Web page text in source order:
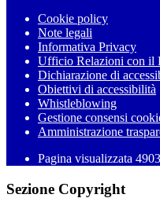
Cookie policy
Note legali
Informativa Privacy
Ufficio Relazioni con il
Dichiarazione di
Obiettivi di accessibilità
Whistleblowing
Gestione consensi
Amministrazione
Pagina visualizzata
Sezione Copyright